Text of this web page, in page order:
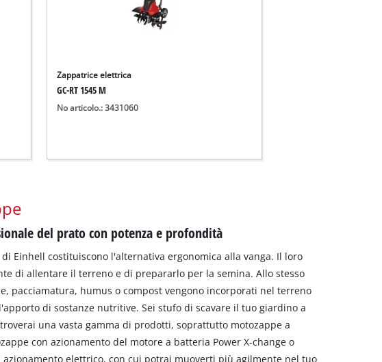
Zappatrice elettrica
GC-RT 1545 M
No articolo.: 3431060
del prato con potenza e profondità
di Einhell costituiscono l'alternativa ergonomica alla vanga. Il loro
di allentare il terreno e di prepararlo per la semina. Allo stesso
pacciamatura, humus o compost vengono incorporati nel terreno
di sostanze nutritive. Sei stufo di scavare il tuo giardino a
una vasta gamma di prodotti, soprattutto motozappe a
con azionamento del motore a batteria Power X-change o
azionamento elettrico, con cui potrai muoverti più agilmente nel tuo